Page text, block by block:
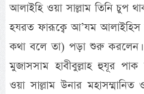
আলাইহি ওয়া সাল্লাম তিনি চুপ
হযরত ফারূক্বে আ’যম আলাইহিস
কথা বলে তা) পড়া শুরু
মুজাসসাম হাবীবুল্লাহ হুযূর পাক
ওয়া সাল্লাম উনার